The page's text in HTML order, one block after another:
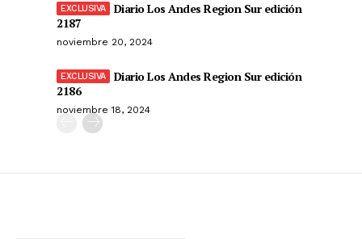
Diario Los Andes Region Sur edición
2187
noviembre 20, 2024
Diario Los Andes Region Sur edición
2186
noviembre 18, 2024